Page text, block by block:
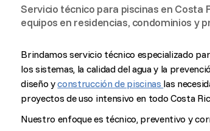
Servicio técnico para piscinas en Costa
equipos en residencias, condominios y
Brindamos servicio técnico especializado
los sistemas, la calidad del agua y la
diseño yconstrucción de piscinas las
proyectos de uso intensivo en todo Costa
Nuestro enfoque es técnico, preventivo y